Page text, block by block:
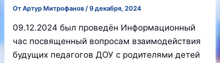
ОтАртур Митрофанов /9 декабря, 2024
09.12.2024 был проведён Информационный
час посвященный вопросам взаимодействия
будущих педагогов ДОУ с родителями детей